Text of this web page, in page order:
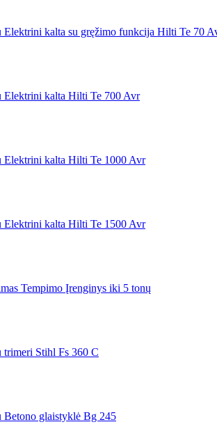
Elektrini kalta su gręžimo funkcija Hilti Te 70
Elektrini kalta Hilti Te 700 Avr
Elektrini kalta Hilti Te 1000 Avr
Elektrini kalta Hilti Te 1500 Avr
Tempimo Įrenginys iki 5 tonų
trimeri Stihl Fs 360 C
Betono glaistyklė Bg 245